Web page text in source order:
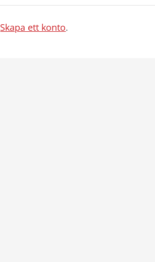
Skapa ett konto.